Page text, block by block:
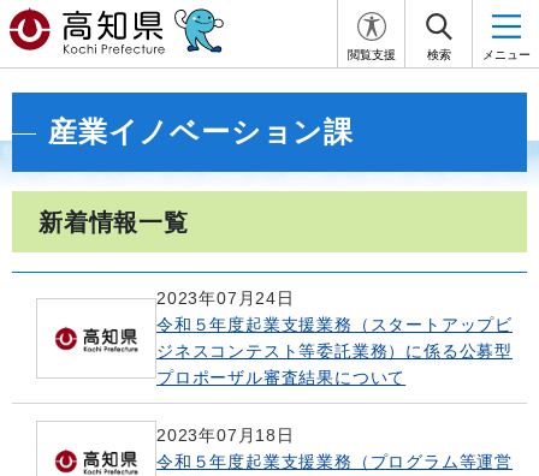
閲覧支援 検索 メニュー
産業イノベーション課
新着情報一覧
2023年07月24日
令和５年度起業支援業務（スタートアップビ
ジネスコンテスト等委託業務）に係る公募型
プロポーザル審査結果について
2023年07月18日
令和５年度起業支援業務（プログラム等運営